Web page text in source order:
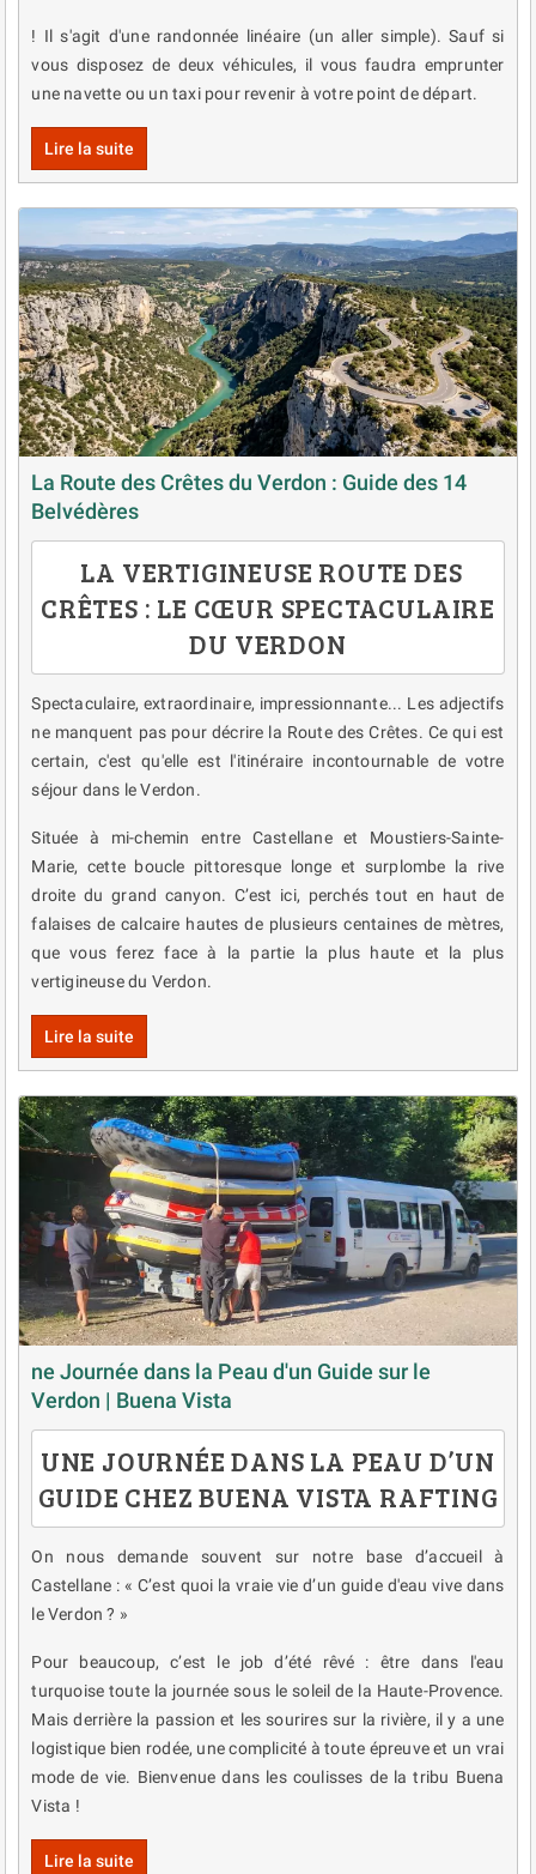
! Il s'agit d'une randonnée linéaire (un aller simple). Sauf si
vous disposez de deux véhicules, il vous faudra emprunter
une navette ou un taxi pour revenir à votre point de départ.
Lire la suite
La Route des Crêtes du Verdon : Guide des 14
Belvédères
LA VERTIGINEUSE ROUTE DES
CRÊTES : LE CŒUR SPECTACULAIRE
DU VERDON
Spectaculaire, extraordinaire, impressionnante... Les adjectifs
ne manquent pas pour décrire la Route des Crêtes. Ce qui est
certain, c'est qu'elle est l'itinéraire incontournable de votre
séjour dans le Verdon.
Située à mi-chemin entre Castellane et Moustiers-Sainte-
Marie, cette boucle pittoresque longe et surplombe la rive
droite du grand canyon. C’est ici, perchés tout en haut de
falaises de calcaire hautes de plusieurs centaines de mètres,
que vous ferez face à la partie la plus haute et la plus
vertigineuse du Verdon.
Lire la suite
ne Journée dans la Peau d'un Guide sur le
Verdon | Buena Vista
UNE JOURNÉE DANS LA PEAU D’UN
GUIDE CHEZ BUENA VISTA RAFTING
On nous demande souvent sur notre base d’accueil à
Castellane : « C’est quoi la vraie vie d’un guide d'eau vive dans
le Verdon ? »
Pour beaucoup, c’est le job d’été rêvé : être dans l'eau
turquoise toute la journée sous le soleil de la Haute-Provence.
Mais derrière la passion et les sourires sur la rivière, il y a une
logistique bien rodée, une complicité à toute épreuve et un vrai
mode de vie. Bienvenue dans les coulisses de la tribu Buena
Vista !
Lire la suite